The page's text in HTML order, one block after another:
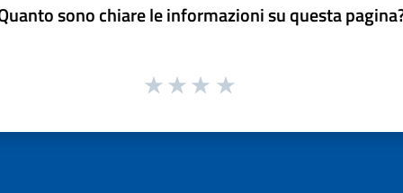
sono chiare le informazioni su questa